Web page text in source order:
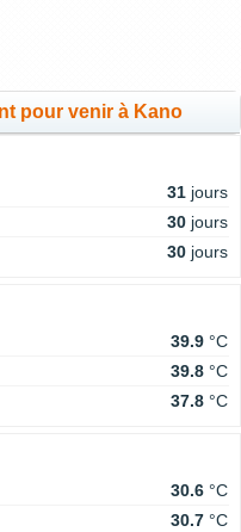
pour venir à Kano
31 jours
30 jours
30 jours
39.9 °C
39.8 °C
37.8 °C
30.6 °C
30.7 °C